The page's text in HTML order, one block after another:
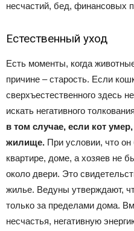
несчастий, бед, финансовых
Естественный уход
Есть моменты, когда
причине – старость. Если
сверхъестественного здесь
искать негативного
в том случае, если кот
жилище. При условии, что
квартире, доме, а хозяев не
около двери. Это
жилье. Ведуны утверждают,
только за пределами дома.
несчастья, негативную